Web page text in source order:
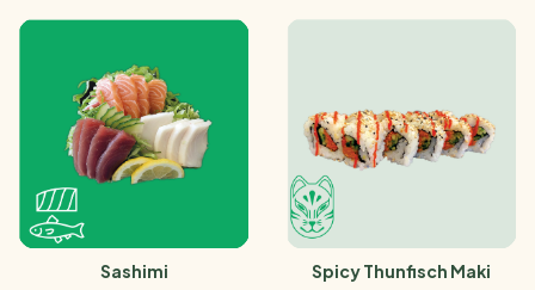
Sashimi Spicy Thunfisch Maki